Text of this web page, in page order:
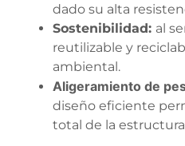
dado su alta
Sostenibilidad: al
reutilizable y
ambiental.
Aligeramiento de
diseño eficiente
total de la